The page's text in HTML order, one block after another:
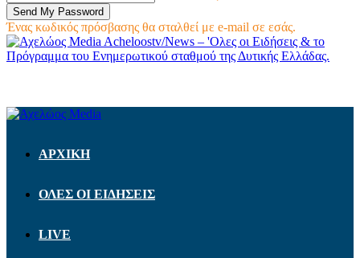
Ένας κωδικός πρόσβασης θα σταλθεί με e-mail σε εσάς.
Acheloostv/News – 'Ολες οι Ειδήσεις & το
Πρόγραμμα του Ενημερωτικού σταθμού της Δυτικής Ελλάδας.
ΑΡΧΙΚΗ
ΟΛΕΣ ΟΙ ΕΙΔΗΣΕΙΣ
LIVE